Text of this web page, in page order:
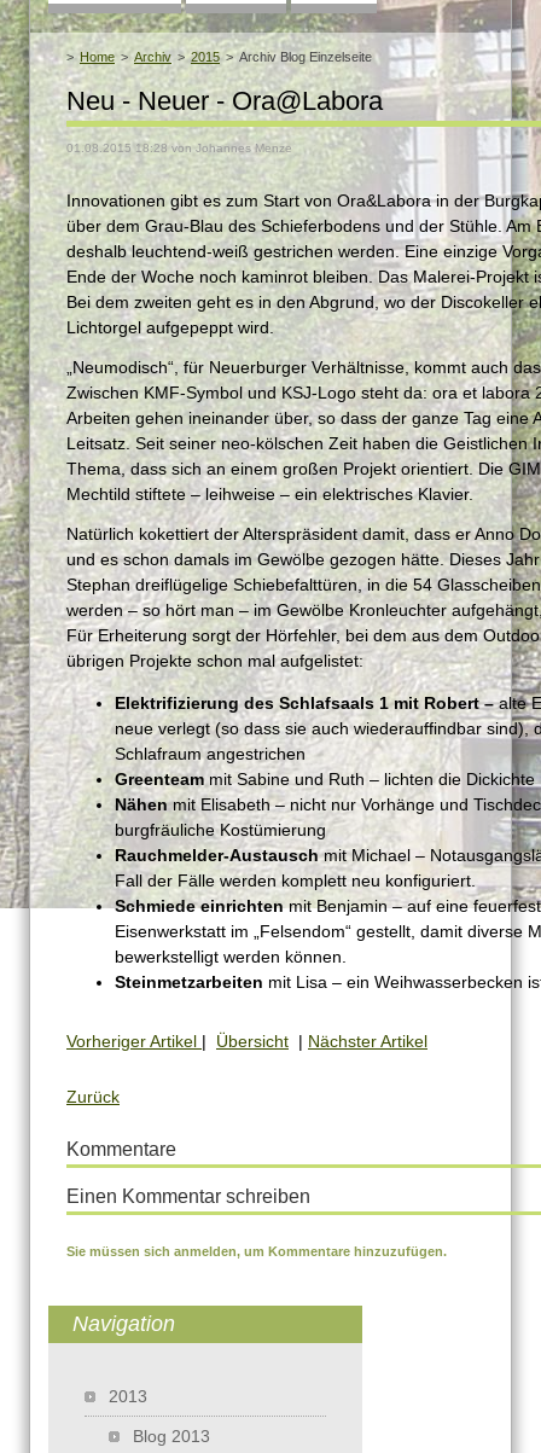
Home Archiv 2015 Archiv Blog Einzelseite
Neu - Neuer - Ora@Labora
01.08.2015 18:28von Johannes Menze
Innovationen gibt es zum Start von Ora&Labora in der
über dem Grau-Blau des Schieferbodens und der Stühle.
deshalb leuchtend-weiß gestrichen werden. Eine einzige
Ende der Woche noch kaminrot bleiben. Das Malerei-Projekt
Bei dem zweiten geht es in den Abgrund, wo der Discokeller
Lichtorgel aufgepeppt wird.
„Neumodisch“, für Neuerburger Verhältnisse, kommt auch
Zwischen KMF-Symbol und KSJ-Logo steht da: ora et labora
Arbeiten gehen ineinander über, so dass der ganze Tag eine
Leitsatz. Seit seiner neo-kölschen Zeit haben die Geistlichen
Thema, dass sich an einem großen Projekt orientiert. Die
Mechtild stiftete – leihweise – ein elektrisches Klavier.
Natürlich kokettiert der Alterspräsident damit, dass er Anno
und es schon damals im Gewölbe gezogen hätte. Dieses
Stephan dreiflügelige Schiebefalttüren, in die 54
werden – so hört man – im Gewölbe Kronleuchter
Für Erheiterung sorgt der Hörfehler, bei dem aus dem
übrigen Projekte schon mal aufgelistet:
Elektrifizierung des Schlafsaals 1 mit Robert –alte
neue verlegt (so dass sie auch wiederauffindbar sind),
Schlafraum angestrichen
Greenteammit Sabine und Ruth – lichten die Dickichte
Nähenmit Elisabeth – nicht nur Vorhänge und
burgfräuliche Kostümierung
Rauchmelder-Austauschmit Michael –
Fall der Fälle werden komplett neu konfiguriert.
Schmiede einrichtenmit Benjamin – auf eine
Eisenwerkstatt im „Felsendom“ gestellt, damit diverse
bewerkstelligt werden können.
Steinmetzarbeiten mit Lisa – ein Weihwasserbecken
Vorheriger Artikel | Übersicht | Nächster Artikel
Zurück
Kommentare
Einen Kommentar schreiben
Sie müssen sich anmelden, um Kommentare hinzuzufügen.
Navigation
2013
Blog 2013